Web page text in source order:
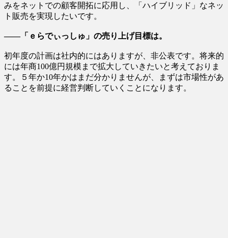
みをネットでの顧客開拓に応用し、「ハイブリッド」なネッ
ト販売を実現したいです。
――「ｅらでぃっしゅ」の売り上げ目標は。
初年度の計画は社内的にはありますが、非公表です。将来的
には年商100億円規模まで拡大していきたいと考えておりま
す。５年か10年かはまだ分かりませんが、まずは市場性があ
ることを前提に経営判断していくことになります。